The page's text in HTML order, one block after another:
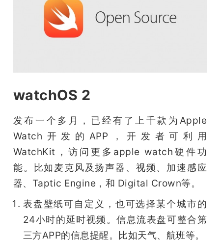
watchOS 2
发布一个多月，已经有了上千款为Apple
Watch开发的APP，开发者可利用
WatchKit，访问更多apple watch硬件功
能。比如麦克风及扬声器、视频、加速感应
器、Taptic Engine，和 Digital Crown等。
表盘壁纸可自定义，也可选择某个城市的
24小时的延时视频。信息流表盘可整合第
三方APP的信息提醒。比如天气、航班等。